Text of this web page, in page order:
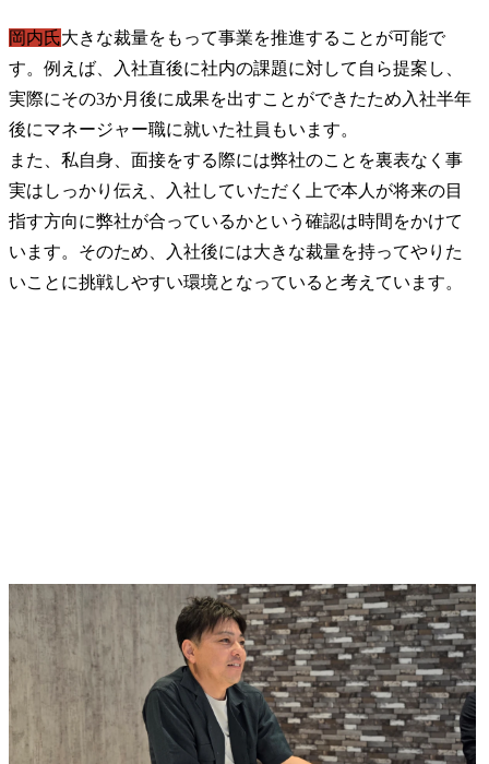
岡内氏大きな裁量をもって事業を推進することが可能で
す。例えば、入社直後に社内の課題に対して自ら提案し、
実際にその3か月後に成果を出すことができたため入社半年
後にマネージャー職に就いた社員もいます。
また、私自身、面接をする際には弊社のことを裏表なく事
実はしっかり伝え、入社していただく上で本人が将来の目
指す方向に弊社が合っているかという確認は時間をかけて
います。そのため、入社後には大きな裁量を持ってやりた
いことに挑戦しやすい環境となっていると考えています。